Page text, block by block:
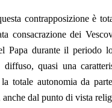
contrapposizione è
consacrazione dei
Papa durante il periodo
quasi una
totale autonomia da
anche dal punto di vista